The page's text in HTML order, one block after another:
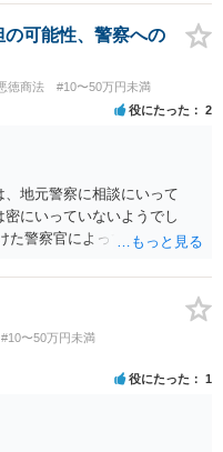
は、実際の資料等を弁護士
弁護士費用は自由化されて
ますが、そもそも回収でき
被害額の規模からみると、
引いた実質回収分はかなり
可能性、警察への
徳商法 #10〜50万円未満
役にたった 2
地元警察に相談にいって
にいっていないようでし
た警察官によってだいぶ変わ
。
#10〜50万円未満
役にたった 1